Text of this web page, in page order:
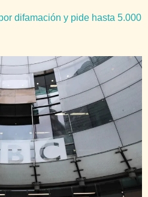
difamación y pide hasta 5.000